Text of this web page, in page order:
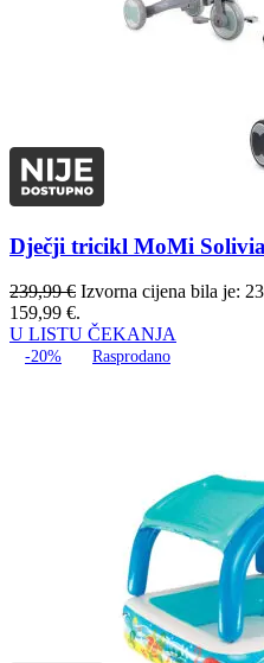
Dječji tricikl MoMi
239,99€ Izvorna cijena bila je:
159,99 €.
U LISTU ČEKANJA
-20% Rasprodano